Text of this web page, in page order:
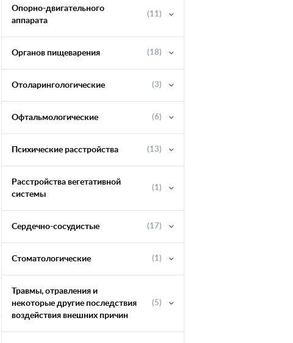
Опорно-двигательного
аппарата
(11)
Органов пищеварения (18)
Отоларингологические (3)
Офтальмологические (6)
Психические расстройства (13)
Расстройства вегетативной
системы
(1)
Сердечно-сосудистые (17)
Стоматологические (1)
Травмы, отравления и
некоторые другие последствия
воздействия внешних причин
(5)